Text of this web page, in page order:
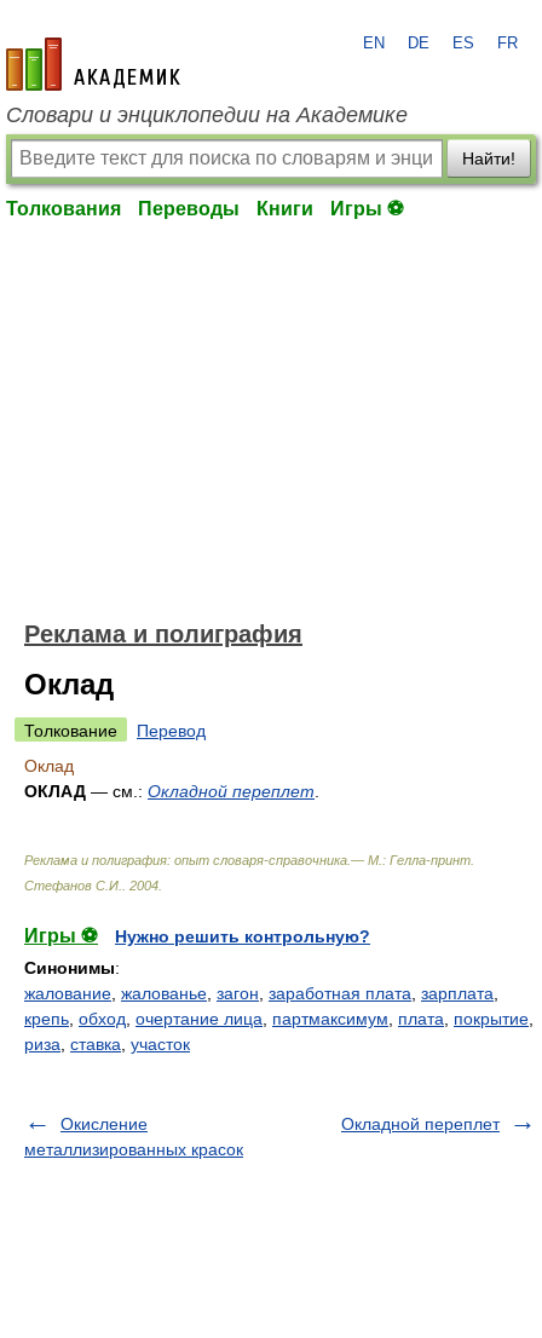
academic.ru
EN DE ES FR
Словари и энциклопедии на Академике
Найти!
Толкования Переводы Книги Игры ⚽
Реклама и полиграфия
Оклад
Толкование
Перевод
Оклад
ОКЛАД — см.: Окладной переплет
Реклама и полиграфия: опыт словаря-справочника.— М.: Гелла-принт
Стефанов С.И.
2004
Игры ⚽
Нужно решить контрольную?
Синонимы:
жалование жалованье загон заработная плата зарплата
крепь обход очертание лица партмаксимум плата покрытие
риза ставка участок
Окисление
металлизированных красок
Окладной переплет